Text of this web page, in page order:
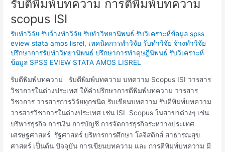
รับตีพิมพ์บทความ การตีพิมพ์บทความ
scopus ISI
รับทำวิจัย รับจ้างทำวิจัย รับทำวิทยานิพนธ์ รับวิเคราะห์ข้อมูล spss
eview stata amos lisrel, เทคนิคการทำวิจัย รับทำวิจัย จ้างทำวิจัย
ปรึกษาการรับทำวิทยานิพนธ์ ปรึกษาการทำดุษฎีนิพนธ์ รับวิเคราะห์
ข้อมูล SPSS EVIEW STATA AMOS LISREL
รับตีพิมพ์บทความ รับตีพิมพ์บทความ บทความ Scopus ISI วารสาร
วิชาการในต่างประเทศ ให้คำปรึกษาการตีพิมพ์บทความ วารสาร
วิชาการ วารสารการวิจัยทุกชนิด รับเขียนบทความ รับตีพิมพ์บทความ
วารสารวิชาการในต่างประเทศ เช่น ISI Scopus ในสาขาต่างๆ เช่น
บริหารธุรกิจ การเงิน การบัญชี การจัดการธุรกิจระหว่างประเทศ
เศรษฐศาสตร์ รัฐศาสตร์ บริหารการศึกษา โลจิสติกส์ สาธารณสุข
ศาสตร์ เป็นต้น ปัจจุบัน การเขียนบทความ และ การตีพิมพ์บทความ มี
พิมพ์
บทความ
การ
ตี
พิมพ์
บทความ
scopus
ISI